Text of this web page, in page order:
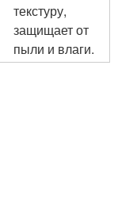
текстуру,
защищает от
пыли и влаги.